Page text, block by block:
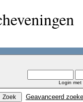
Login met
Geavanceerd